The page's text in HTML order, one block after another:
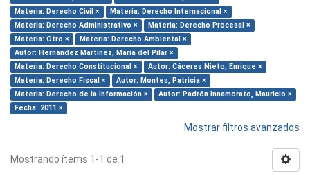
Materia: Derecho Civil ×
Materia: Derecho Internacional ×
Materia: Derecho Administrativo ×
Materia: Derecho Procesal ×
Materia: Otro ×
Materia: Derecho Ambiental ×
Autor: Hernández Martínez, María del Pilar ×
Materia: Derecho Constitucional ×
Autor: Cáceres Nieto, Enrique ×
Materia: Derecho Fiscal ×
Autor: Montes, Patricia ×
Materia: Derecho de la Información ×
Autor: Padrón Innamorato, Mauricio ×
Fecha: 2011 ×
Mostrar filtros avanzados
Mostrando ítems 1-1 de 1